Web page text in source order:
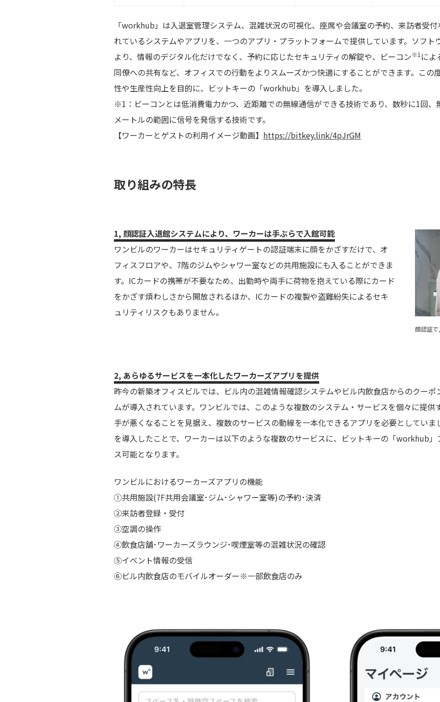
「workhub」は入退室管理システム、混雑状況の可視化、座席や会議室の予約、来訪者受
れているシステムやアプリを、一つのアプリ・プラットフォームで提供しています。ソフト
より、情報のデジタル化だけでなく、予約に応じたセキュリティの解錠や、ビーコン※1 によ
同僚への共有など、オフィスでの行動をよりスムーズかつ快適にすることができます。この
性や生産性向上を目的に、ビットキーの「workhub」を導入しました。
※1：ビーコンとは低消費電力かつ、近距離での無線通信ができる技術であり、数秒に1回
メートルの範囲に信号を発信する技術です。
【ワーカーとゲストの利用イメージ動画】 https://bitkey.link/4pJrGM
取り組みの特長
1, 顔認証入退館システムにより、ワーカーは手ぶらで入館可能
ワンビルのワーカーはセキュリティゲートの認証端末に顔をかざすだけで、オ
フィスフロアや、7階のジムやシャワー室などの共用施設にも入ることができま
す。ICカードの携帯が不要なため、出勤時や両手に荷物を抱えている際にカード
をかざす煩わしさから開放されるほか、ICカードの複製や盗難紛失によるセキ
ュリティリスクもありません。
顔認証で
2, あらゆるサービスを一本化したワーカーズアプリを提供
昨今の新築オフィスビルでは、ビル内の混雑情報確認システムやビル内飲食店からのクー
ムが導入されています。ワンビルでは、このような複数のシステム・サービスを個々に提供
手が悪くなることを見据え、複数のサービスの動線を一本化できるアプリを必要としていま
を導入したことで、ワーカーは以下のような複数のサービスに、ビットキーの「workhub」
ス可能となります。
ワンビルにおけるワーカーズアプリの機能
①共用施設(7F共用会議室･ジム･シャワー室等)の予約･決済
②来訪者登録・受付
③空調の操作
④飲食店舗･ワーカーズラウンジ･喫煙室等の混雑状況の確認
⑤イベント情報の受信
⑥ビル内飲食店のモバイルオーダー※一部飲食店のみ